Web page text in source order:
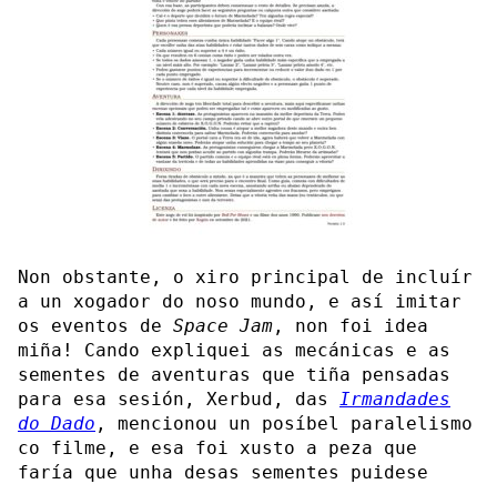
Non obstante, o xiro principal de incluír
a un xogador do noso mundo, e así imitar
os eventos de Space Jam , non foi idea
miña! Cando expliquei as mecánicas e as
sementes de aventuras que tiña pensadas
para esa sesión, Xerbud, das Irmandades
do Dado , mencionou un posíbel paralelismo
co filme, e esa foi xusto a peza que
faría que unha desas sementes puidese